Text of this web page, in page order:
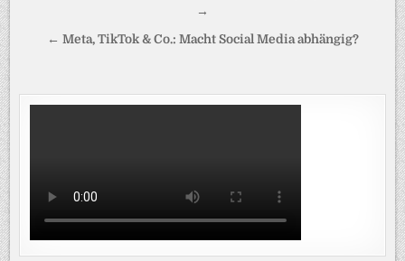
→
← Meta, TikTok & Co.: Macht Social Media abhängig?